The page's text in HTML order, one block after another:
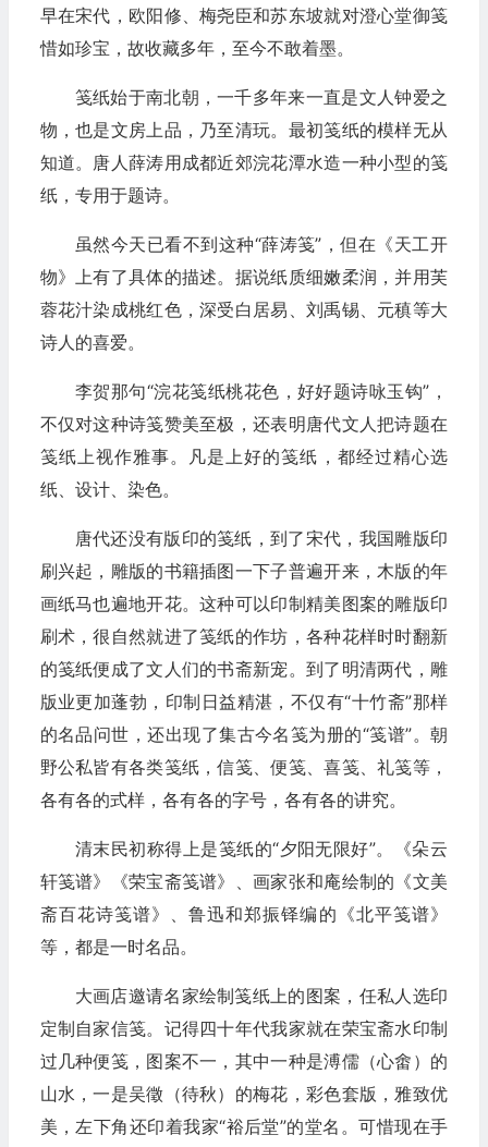
早在宋代，欧阳修、梅尧臣和苏东坡就对澄心堂御笺
惜如珍宝，故收藏多年，至今不敢着墨。
笺纸始于南北朝，一千多年来一直是文人钟爱之
物，也是文房上品，乃至清玩。最初笺纸的模样无从
知道。唐人薛涛用成都近郊浣花潭水造一种小型的笺
纸，专用于题诗。
虽然今天已看不到这种“薛涛笺”，但在《天工开
物》上有了具体的描述。据说纸质细嫩柔润，并用芙
蓉花汁染成桃红色，深受白居易、刘禹锡、元稹等大
诗人的喜爱。
李贺那句“浣花笺纸桃花色，好好题诗咏玉钩”，
不仅对这种诗笺赞美至极，还表明唐代文人把诗题在
笺纸上视作雅事。凡是上好的笺纸，都经过精心选
纸、设计、染色。
唐代还没有版印的笺纸，到了宋代，我国雕版印
刷兴起，雕版的书籍插图一下子普遍开来，木版的年
画纸马也遍地开花。这种可以印制精美图案的雕版印
刷术，很自然就进了笺纸的作坊，各种花样时时翻新
的笺纸便成了文人们的书斋新宠。到了明清两代，雕
版业更加蓬勃，印制日益精湛，不仅有“十竹斋”那样
的名品问世，还出现了集古今名笺为册的“笺谱”。朝
野公私皆有各类笺纸，信笺、便笺、喜笺、礼笺等，
各有各的式样，各有各的字号，各有各的讲究。
清末民初称得上是笺纸的“夕阳无限好”。《朵云
轩笺谱》《荣宝斋笺谱》、画家张和庵绘制的《文美
斋百花诗笺谱》、鲁迅和郑振铎编的《北平笺谱》
等，都是一时名品。
大画店邀请名家绘制笺纸上的图案，任私人选印
定制自家信笺。记得四十年代我家就在荣宝斋水印制
过几种便笺，图案不一，其中一种是溥儒（心畬）的
山水，一是吴徵（待秋）的梅花，彩色套版，雅致优
美，左下角还印着我家“裕后堂”的堂名。可惜现在手